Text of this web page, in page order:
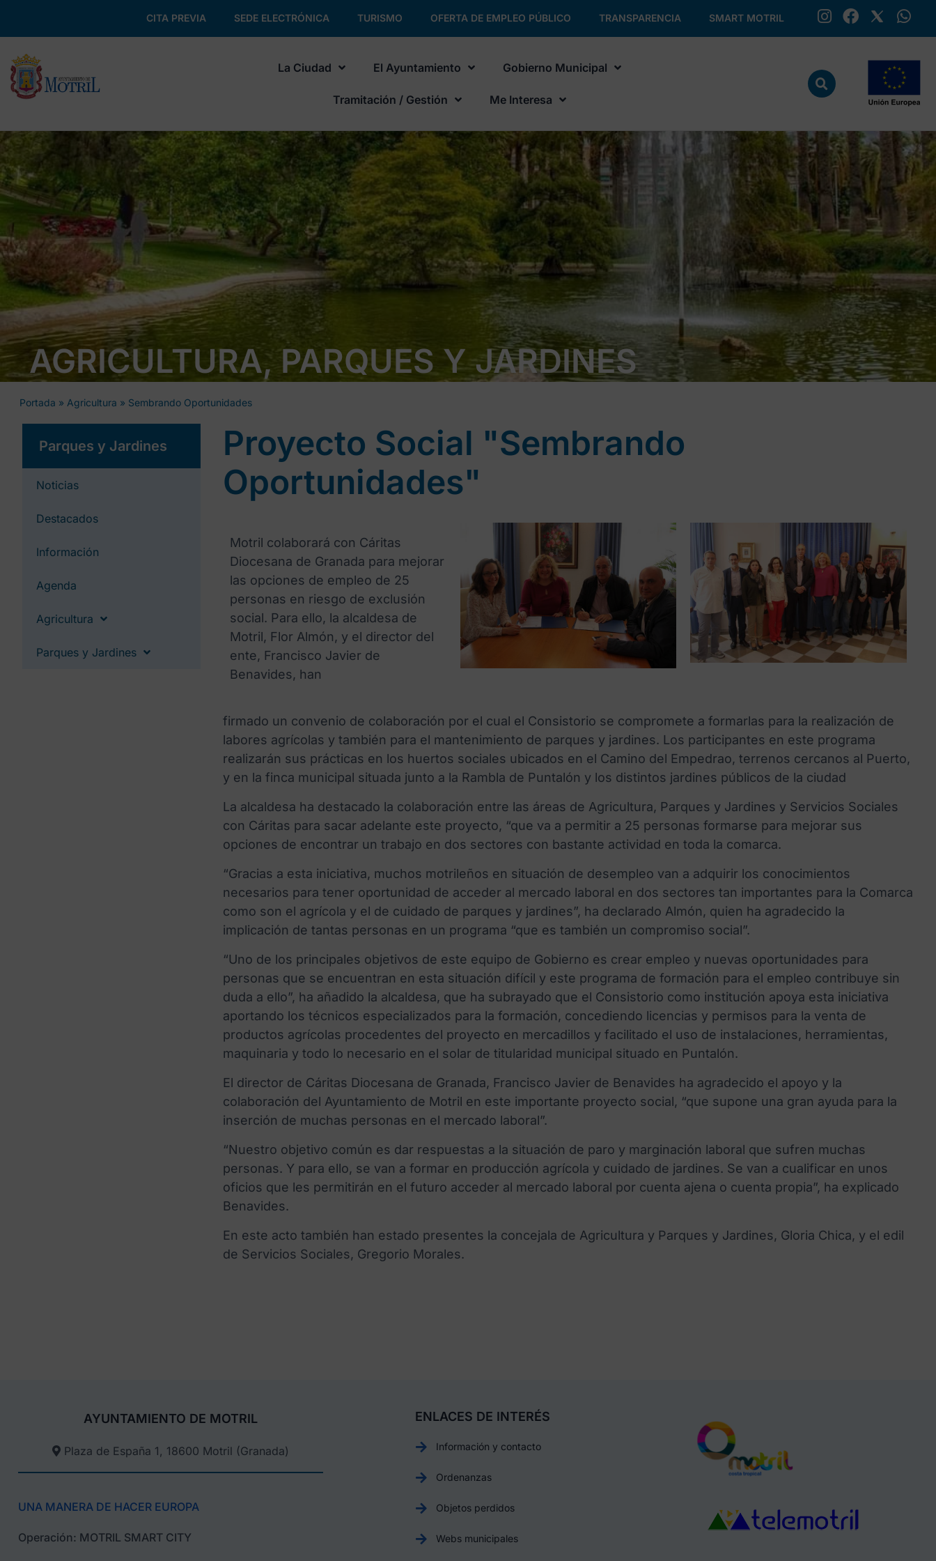
CITA PREVIA SEDE ELECTRÓNICA TURISMO OFERTA DE EMPLEO PÚBLICO TRANSPARENCIA SMART MOTRIL
La Ciudad El Ayuntamiento Gobierno Municipal
Tramitación / Gestión Me Interesa
AGRICULTURA, PARQUES Y JARDINES
Portada » Agricultura » Sembrando Oportunidades
Parques y Jardines
Noticias
Destacados
Información
Agenda
Agricultura
Parques y Jardines
Proyecto Social "Sembrando
Oportunidades"
Motril colaborará con Cáritas
Diocesana de Granada para mejorar
las opciones de empleo de 25
personas en riesgo de exclusión
social. Para ello, la alcaldesa de
Motril, Flor Almón, y el director del
ente, Francisco Javier de
Benavides, han
firmado un convenio de colaboración por el cual el Consistorio se compromete a formarlas para la realización de
labores agrícolas y también para el mantenimiento de parques y jardines. Los participantes en este programa
realizarán sus prácticas en los huertos sociales ubicados en el Camino del Empedrao, terrenos cercanos al Puerto,
y en la finca municipal situada junto a la Rambla de Puntalón y los distintos jardines públicos de la ciudad
La alcaldesa ha destacado la colaboración entre las áreas de Agricultura, Parques y Jardines y Servicios Sociales
con Cáritas para sacar adelante este proyecto, “que va a permitir a 25 personas formarse para mejorar sus
opciones de encontrar un trabajo en dos sectores con bastante actividad en toda la comarca.
“Gracias a esta iniciativa, muchos motrileños en situación de desempleo van a adquirir los conocimientos
necesarios para tener oportunidad de acceder al mercado laboral en dos sectores tan importantes para la Comarca
como son el agrícola y el de cuidado de parques y jardines”, ha declarado Almón, quien ha agradecido la
implicación de tantas personas en un programa “que es también un compromiso social”.
“Uno de los principales objetivos de este equipo de Gobierno es crear empleo y nuevas oportunidades para
personas que se encuentran en esta situación difícil y este programa de formación para el empleo contribuye sin
duda a ello”, ha añadido la alcaldesa, que ha subrayado que el Consistorio como institución apoya esta iniciativa
aportando los técnicos especializados para la formación, concediendo licencias y permisos para la venta de
productos agrícolas procedentes del proyecto en mercadillos y facilitado el uso de instalaciones, herramientas,
maquinaria y todo lo necesario en el solar de titularidad municipal situado en Puntalón.
El director de Cáritas Diocesana de Granada, Francisco Javier de Benavides ha agradecido el apoyo y la
colaboración del Ayuntamiento de Motril en este importante proyecto social, “que supone una gran ayuda para la
inserción de muchas personas en el mercado laboral”.
“Nuestro objetivo común es dar respuestas a la situación de paro y marginación laboral que sufren muchas
personas. Y para ello, se van a formar en producción agrícola y cuidado de jardines. Se van a cualificar en unos
oficios que les permitirán en el futuro acceder al mercado laboral por cuenta ajena o cuenta propia”, ha explicado
Benavides.
En este acto también han estado presentes la concejala de Agricultura y Parques y Jardines, Gloria Chica, y el edil
de Servicios Sociales, Gregorio Morales.
AYUNTAMIENTO DE MOTRIL
Plaza de España 1, 18600 Motril (Granada)​
UNA MANERA DE HACER EUROPA
Operación: MOTRIL SMART CITY
ENLACES DE INTERÉS
Información y contacto
Ordenanzas
Objetos perdidos
Webs municipales